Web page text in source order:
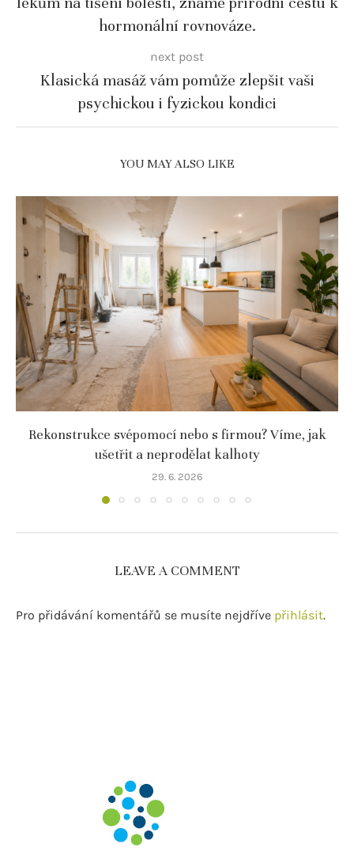
hormonální rovnováze.
next post
Klasická masáž vám pomůže zlepšit vaši
psychickou i fyzickou kondici
YOU MAY ALSO LIKE
Rekonstrukce svépomocí nebo s firmou? Víme, jak
ušetřit a neprodělat kalhoty
29. 6. 2026
LEAVE A COMMENT
Pro přidávání komentářů se musíte nejdříve přihlásit.